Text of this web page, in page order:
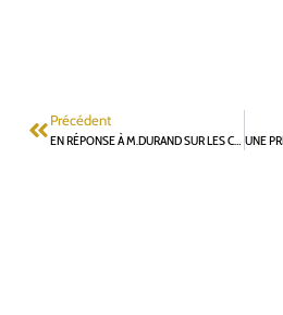
Précédent